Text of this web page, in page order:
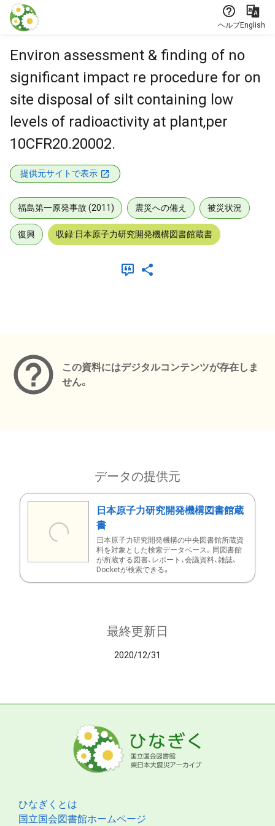
本文に飛ぶ
ヘルプEnglish
Environ assessment & finding of no
significant impact re procedure for on
site disposal of silt containing low
levels of radioactivity at plant,per
10CFR20.20002.
提供元サイトで表示
福島第一原発事故 (2011) 震災への備え 被災状況
復興 収録:日本原子力研究開発機構図書館蔵書
この資料にはデジタルコンテンツが存在しま
せん。
データの提供元
日本原子力研究開発機構図書館蔵
書
日本原子力研究開発機構の中央図書館所蔵資
料を対象とした検索データベース。同図書館
が所蔵する図書、レポート、会議資料、雑誌、
Docketが検索できる。
最終更新日
2020/12/31
ひなぎくとは
国立国会図書館ホームページ